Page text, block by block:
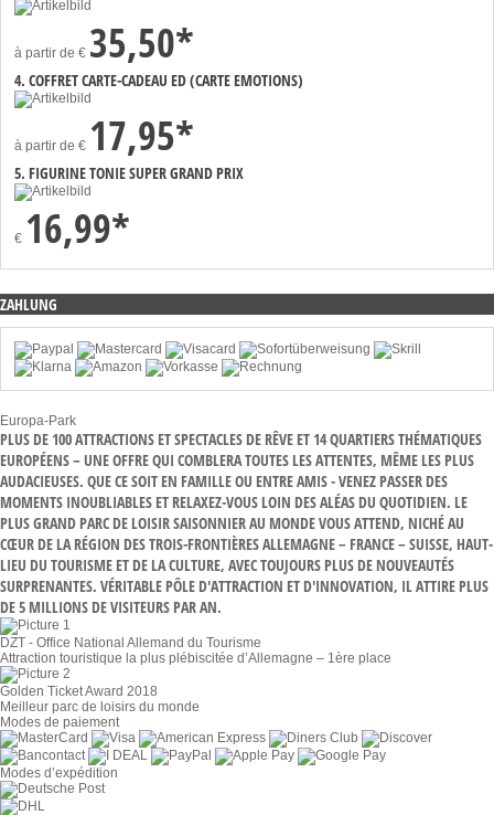
à partir de € 35,50*
4. COFFRET CARTE-CADEAU ED (CARTE EMOTIONS)
à partir de € 17,95*
5. FIGURINE TONIE SUPER GRAND PRIX
€ 16,99*
ZAHLUNG
Europa-Park
PLUS DE 100 ATTRACTIONS ET SPECTACLES DE RÊVE ET 14 QUARTIERS THÉMATIQUES
EUROPÉENS – UNE OFFRE QUI COMBLERA TOUTES LES ATTENTES, MÊME LES PLUS
AUDACIEUSES. QUE CE SOIT EN FAMILLE OU ENTRE AMIS - VENEZ PASSER DES
MOMENTS INOUBLIABLES ET RELAXEZ-VOUS LOIN DES ALÉAS DU QUOTIDIEN. LE
PLUS GRAND PARC DE LOISIR SAISONNIER AU MONDE VOUS ATTEND, NICHÉ AU
CŒUR DE LA RÉGION DES TROIS-FRONTIÈRES ALLEMAGNE – FRANCE – SUISSE, HAUT-
LIEU DU TOURISME ET DE LA CULTURE, AVEC TOUJOURS PLUS DE NOUVEAUTÉS
SURPRENANTES. VÉRITABLE PÔLE D'ATTRACTION ET D'INNOVATION, IL ATTIRE PLUS
DE 5 MILLIONS DE VISITEURS PAR AN.
DZT - Office National Allemand du Tourisme
Attraction touristique la plus plébiscitée d’Allemagne – 1ère place
Golden Ticket Award 2018
Meilleur parc de loisirs du monde
Modes de paiement
Modes d’expédition